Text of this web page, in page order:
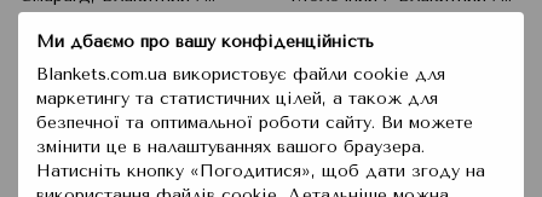
Ми дбаємо про вашу конфіденційність
Blankets.com.ua використовує файли cookie для
маркетингу та статистичних цілей, а також для
безпечної та оптимальної роботи сайту. Ви можете
змінити це в налаштуваннях вашого браузера.
Натисніть кнопку «Погодитися», щоб дати згоду на
Мульті / Зелений /
Жовтий, Євро
Купити
Полуторний
Купити